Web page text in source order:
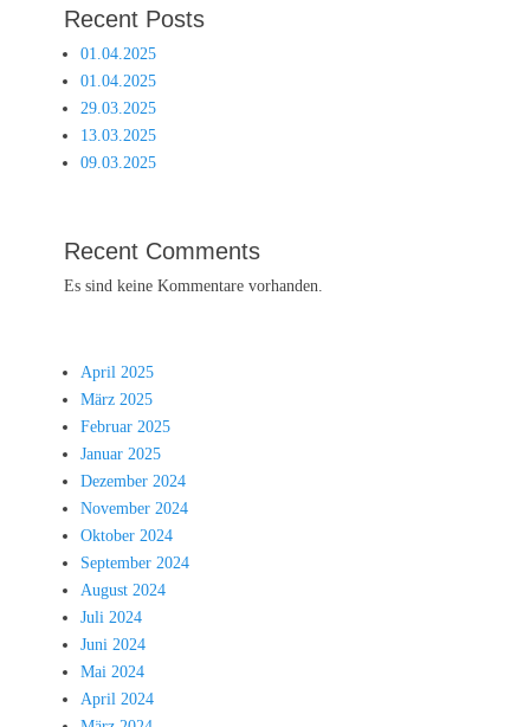
Recent Posts
01.04.2025
01.04.2025
29.03.2025
13.03.2025
09.03.2025
Recent Comments
Es sind keine Kommentare vorhanden.
April 2025
März 2025
Februar 2025
Januar 2025
Dezember 2024
November 2024
Oktober 2024
September 2024
August 2024
Juli 2024
Juni 2024
Mai 2024
April 2024